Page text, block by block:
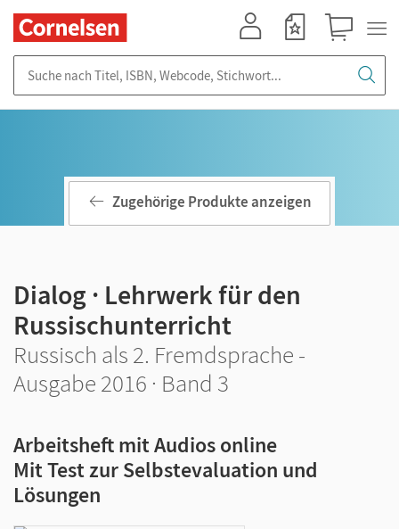
Zugehörige Produkte anzeigen
Dialog · Lehrwerk für den
Russischunterricht
Russisch als 2. Fremdsprache -
Ausgabe 2016 · Band 3
Arbeitsheft mit Audios online
Mit Test zur Selbstevaluation und
Lösungen